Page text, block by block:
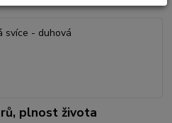
plnost života